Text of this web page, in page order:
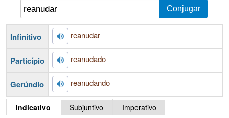
Infinitivo reanudar
Particípio reanudado
Gerúndio reanudando
Indicativo Subjuntivo
Imperativo